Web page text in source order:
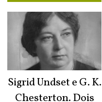
Sigrid Undset e G. K.
Chesterton. Dois